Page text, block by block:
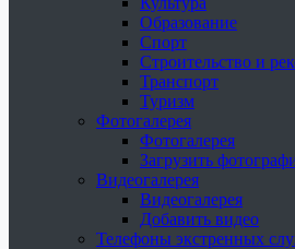
Образование
Спорт
Строительство и
Транспорт
Туризм
Фотогалерея
Фотогалерея
Загрузить
Видеогалерея
Видеогалерея
Добавить видео
Телефоны экстренных